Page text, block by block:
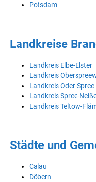
Potsdam
Landkreise
Landkreis Elbe-Elster
Landkreis
Landkreis Oder-Spree
Landkreis Spree-Neiße
Landkreis Teltow-
Städte und
Calau
Döbern